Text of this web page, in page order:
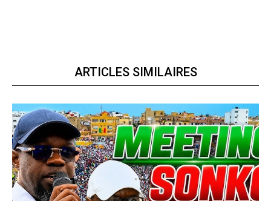
ARTICLES SIMILAIRES